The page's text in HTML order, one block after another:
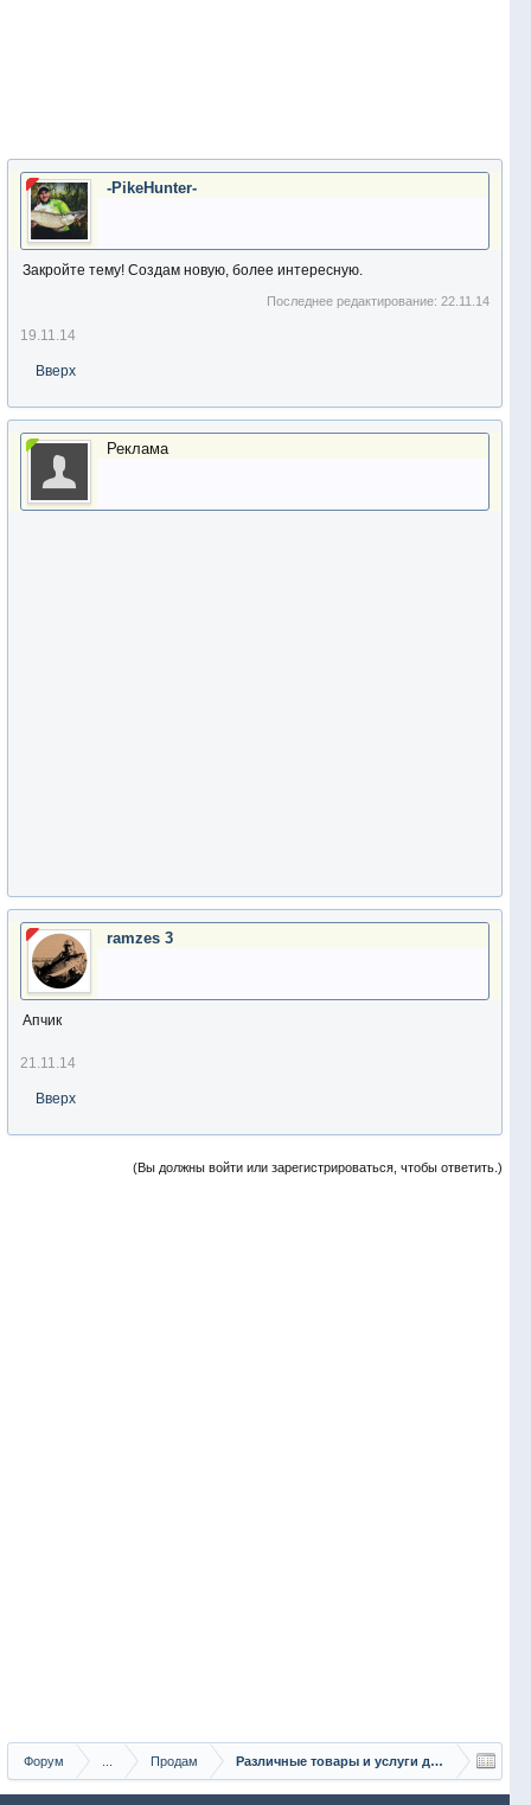
-PikeHunter-
Закройте тему! Создам новую, более интересную.
Последнее редактирование:22.11.14
19.11.14
Вверх
Реклама
ramzes 3
Апчик
21.11.14
Вверх
(Вы должны войти или зарегистрироваться, чтобы ответить.)
Форум Продам Различные товары и услуги для рыбаков